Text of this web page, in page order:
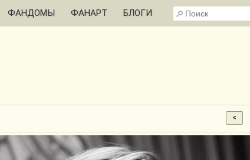
ФАНДОМЫ ФАНАРТ БЛОГИ